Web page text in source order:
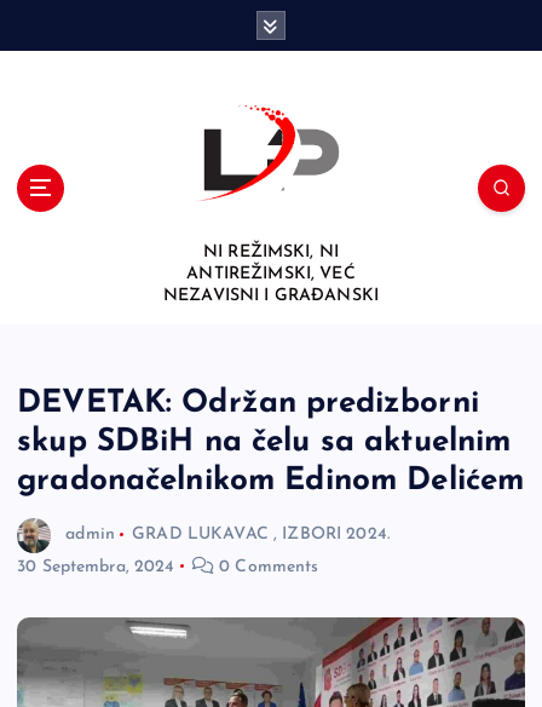
NI REŽIMSKI, NI
ANTIREŽIMSKI, VEĆ
NEZAVISNI I GRAĐANSKI
DEVETAK: Održan predizborni
skup SDBiH na čelu sa aktuelnim
gradonačelnikom Edinom Delićem
admin GRAD LUKAVAC , IZBORI 2024.
30 Septembra, 2024
0 Comments